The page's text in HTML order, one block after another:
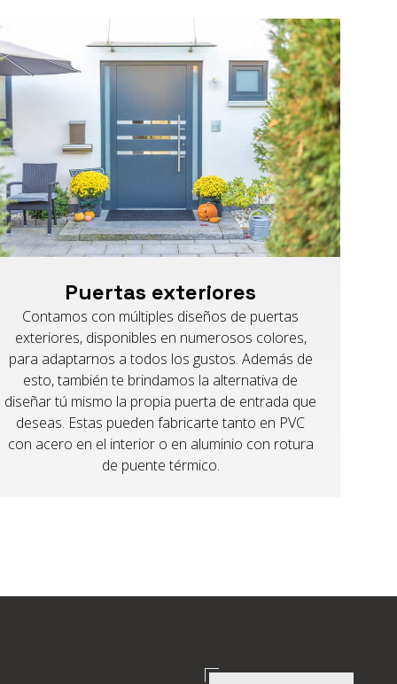
Puertas exteriores
Contamos con múltiples diseños de puertas
exteriores, disponibles en numerosos colores,
para adaptarnos a todos los gustos. Además de
esto, también te brindamos la alternativa de
diseñar tú mismo la propia puerta de entrada que
deseas. Estas pueden fabricarte tanto en PVC
con acero en el interior o en aluminio con rotura
de puente térmico.